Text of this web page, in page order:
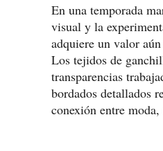
En una temporada
visual y la
adquiere un valor
Los tejidos de
transparencias
bordados detallados
conexión entre